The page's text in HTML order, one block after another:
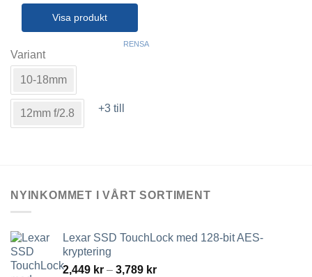
produktsidan
till
259 kr
Visa produkt
här
produkten
har
flera
varianter.
De
på
produktsidan
Variant
10-18mm
12mm f/2.8 +3 till
RENSA
NYINKOMMET I VÅRT SORTIMENT
Lexar SSD TouchLock med 128-bit AES-
kryptering
2,449 kr – 3,789 krPrisintervall: